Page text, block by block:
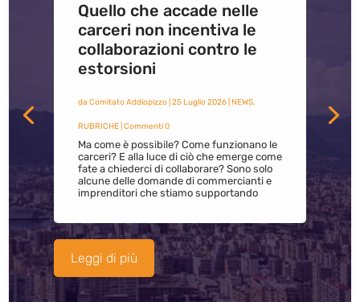
Quello che accade nelle
carceri non incentiva le
collaborazioni contro le
estorsioni
da Comitato Addiopizzo| 25 Luglio 2026| NEWS,
RUBRICHE| Commenti 0
Ma come è possibile? Come funzionano le
carceri? E alla luce di ciò che emerge come
fate a chiederci di collaborare? Sono solo
alcune delle domande di commercianti e
imprenditori che stiamo supportando
Leggi di più